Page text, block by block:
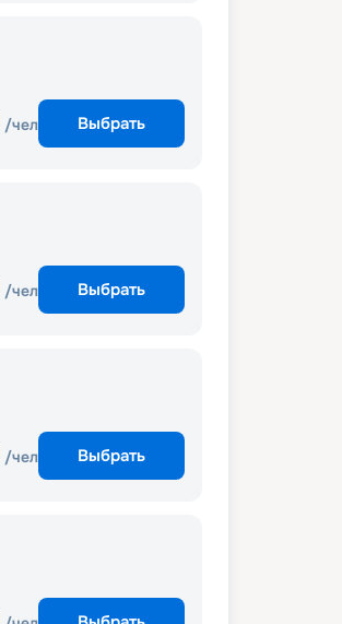
/чел Выбрать
/чел Выбрать
/чел Выбрать